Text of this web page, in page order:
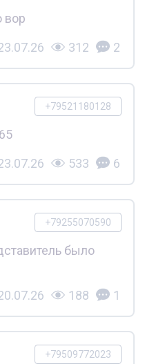
вор
312 2
+79521180128
533 6
+79255070590
было
188 1
+79509772023